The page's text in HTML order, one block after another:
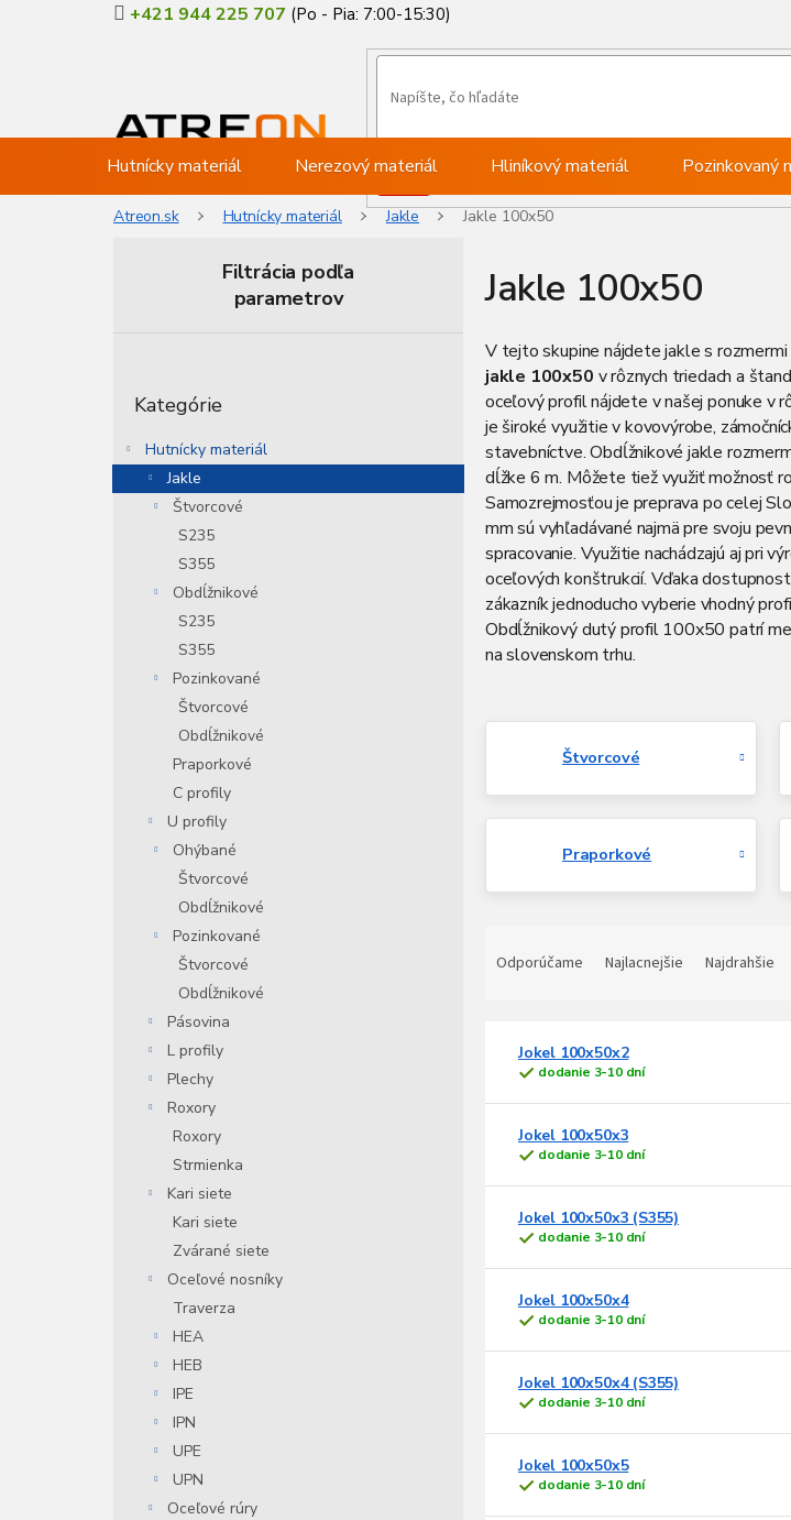
+421 944 225 707
Hutnícky materiál Nerezový materiál Hliníkový materiál Pozinkovaný
Atreon.sk Hutnícky materiál Jakle Jakle 100x50
Filtrácia podľa
parametrov
p
a
kategórie
Kategórie
Hutnícky materiál
Jakle
Štvorcové
S235
S355
Obdĺžnikové
S235
S355
Pozinkované
Štvorcové
Obdĺžnikové
Praporkové
C profily
U profily
Ohýbané
Štvorcové
Obdĺžnikové
Pozinkované
Štvorcové
Obdĺžnikové
Pásovina
L profily
Plechy
Roxory
Roxory
Strmienka
Kari siete
Kari siete
Zvárané siete
Oceľové nosníky
Traverza
HEA
HEB
IPE
IPN
UPE
UPN
Oceľové rúry
Jakle 100x50
V tejto skupine nájdete jakle s
jakle 100x50 v rôznych triedach a
oceľový profil nájdete v našej ponuke v
je široké využitie v kovovýrobe,
stavebníctve. Obdĺžnikové jakle
dĺžke 6 m. Môžete tiež využiť možnosť
Samozrejmosťou je preprava po celej
mm sú vyhľadávané najmä pre svoju
spracovanie. Využitie nachádzajú aj pri
oceľových konštrukcií. Vďaka
zákazník jednoducho vyberie vhodný
Obdĺžnikový dutý profil 100x50 patrí
na slovenskom trhu.
Štvorcové
Praporkové
p
d
o
Odporúčame Najlacnejšie Najdrahšie
i
k
v
Jokel 100x50x2
dodanie 3-10 dní
Jokel 100x50x3
dodanie 3-10 dní
Jokel 100x50x3 (S355)
dodanie 3-10 dní
Jokel 100x50x4
dodanie 3-10 dní
Jokel 100x50x4 (S355)
dodanie 3-10 dní
Jokel 100x50x5
dodanie 3-10 dní